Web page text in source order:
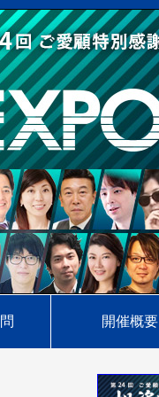
開催概要